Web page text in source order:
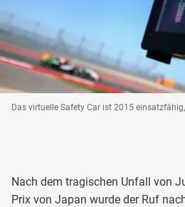
Das virtuelle Safety Car ist 2015
Nach dem tragischen Unfall von
Prix von Japan wurde der Ruf